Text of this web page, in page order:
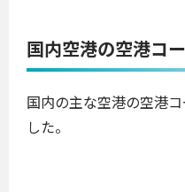
国内空港の空港コ
国内の主な空港の空港
した。